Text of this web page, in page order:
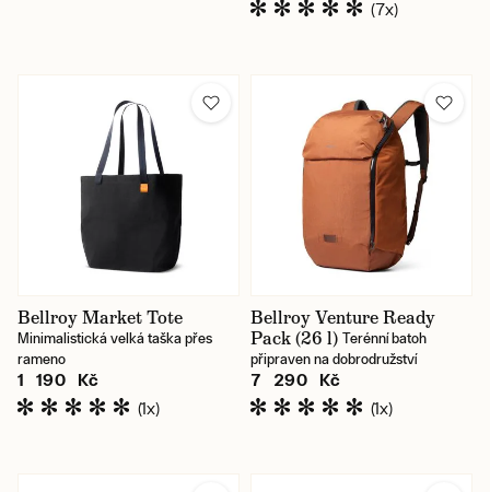
(7x)
Bellroy Market Tote
Minimalistická velká taška přes
rameno
1 190 Kč
(1x)
Bellroy Venture Ready
Pack (26 l) Terénní batoh
připraven na dobrodružství
7 290 Kč
(1x)